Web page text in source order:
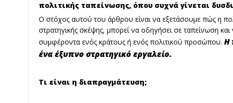
πολιτικής ταπείνωσης, όπου συχνά γίνεται
Ο στόχος αυτού του άρθρου είναι να εξετάσουμε πώς η
στρατηγικής σκέψης, μπορεί να οδηγήσει σε ταπείνωση
συμφέροντα ενός κράτους ή ενός πολιτικού προσώπου. Η
ένα έξυπνο στρατηγικό εργαλείο.
Τι είναι η διαπραγμάτευση;